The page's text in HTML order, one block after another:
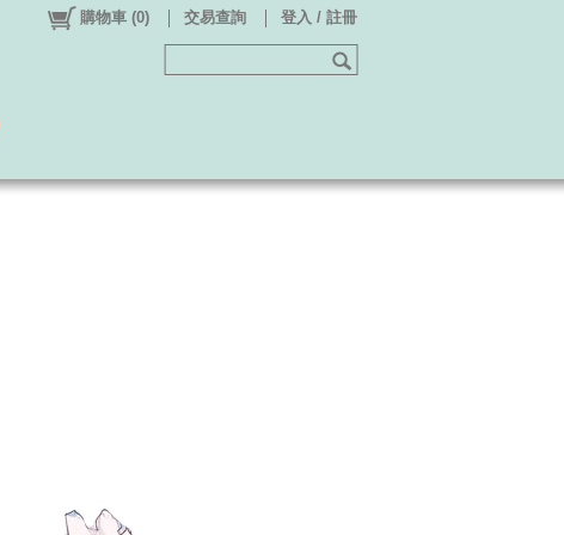
購物車 (0) 交易查詢 登入 / 註冊